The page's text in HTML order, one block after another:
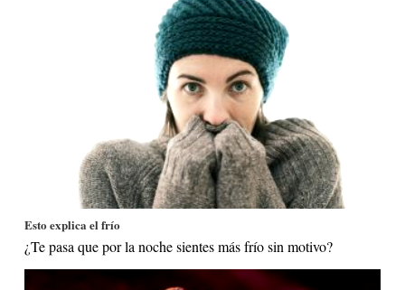
Esto explica el frío
¿Te pasa que por la noche sientes más frío sin motivo?